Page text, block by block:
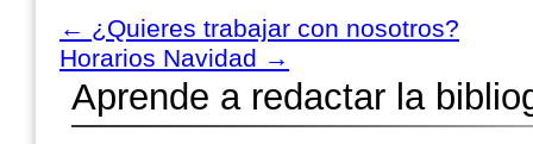
← ¿Quieres trabajar con nosotros?
Horarios Navidad →
Aprende a redactar la